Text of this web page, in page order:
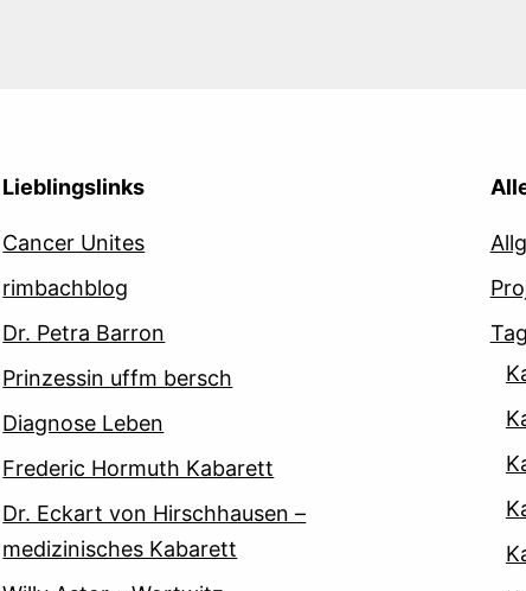
Lieblingslinks
Cancer Unites
rimbachblog
Dr. Petra Barron
Prinzessin uffm bersch
Diagnose Leben
Frederic Hormuth Kabarett
Dr. Eckart von Hirschhausen –
medizinisches Kabarett